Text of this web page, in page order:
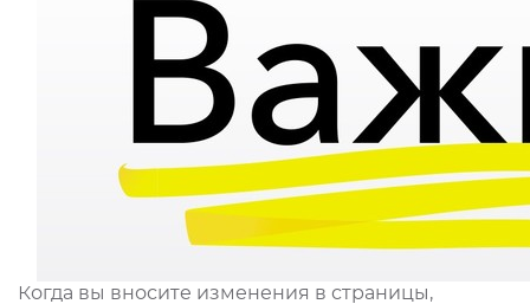
Когда вы вносите изменения в страницы,